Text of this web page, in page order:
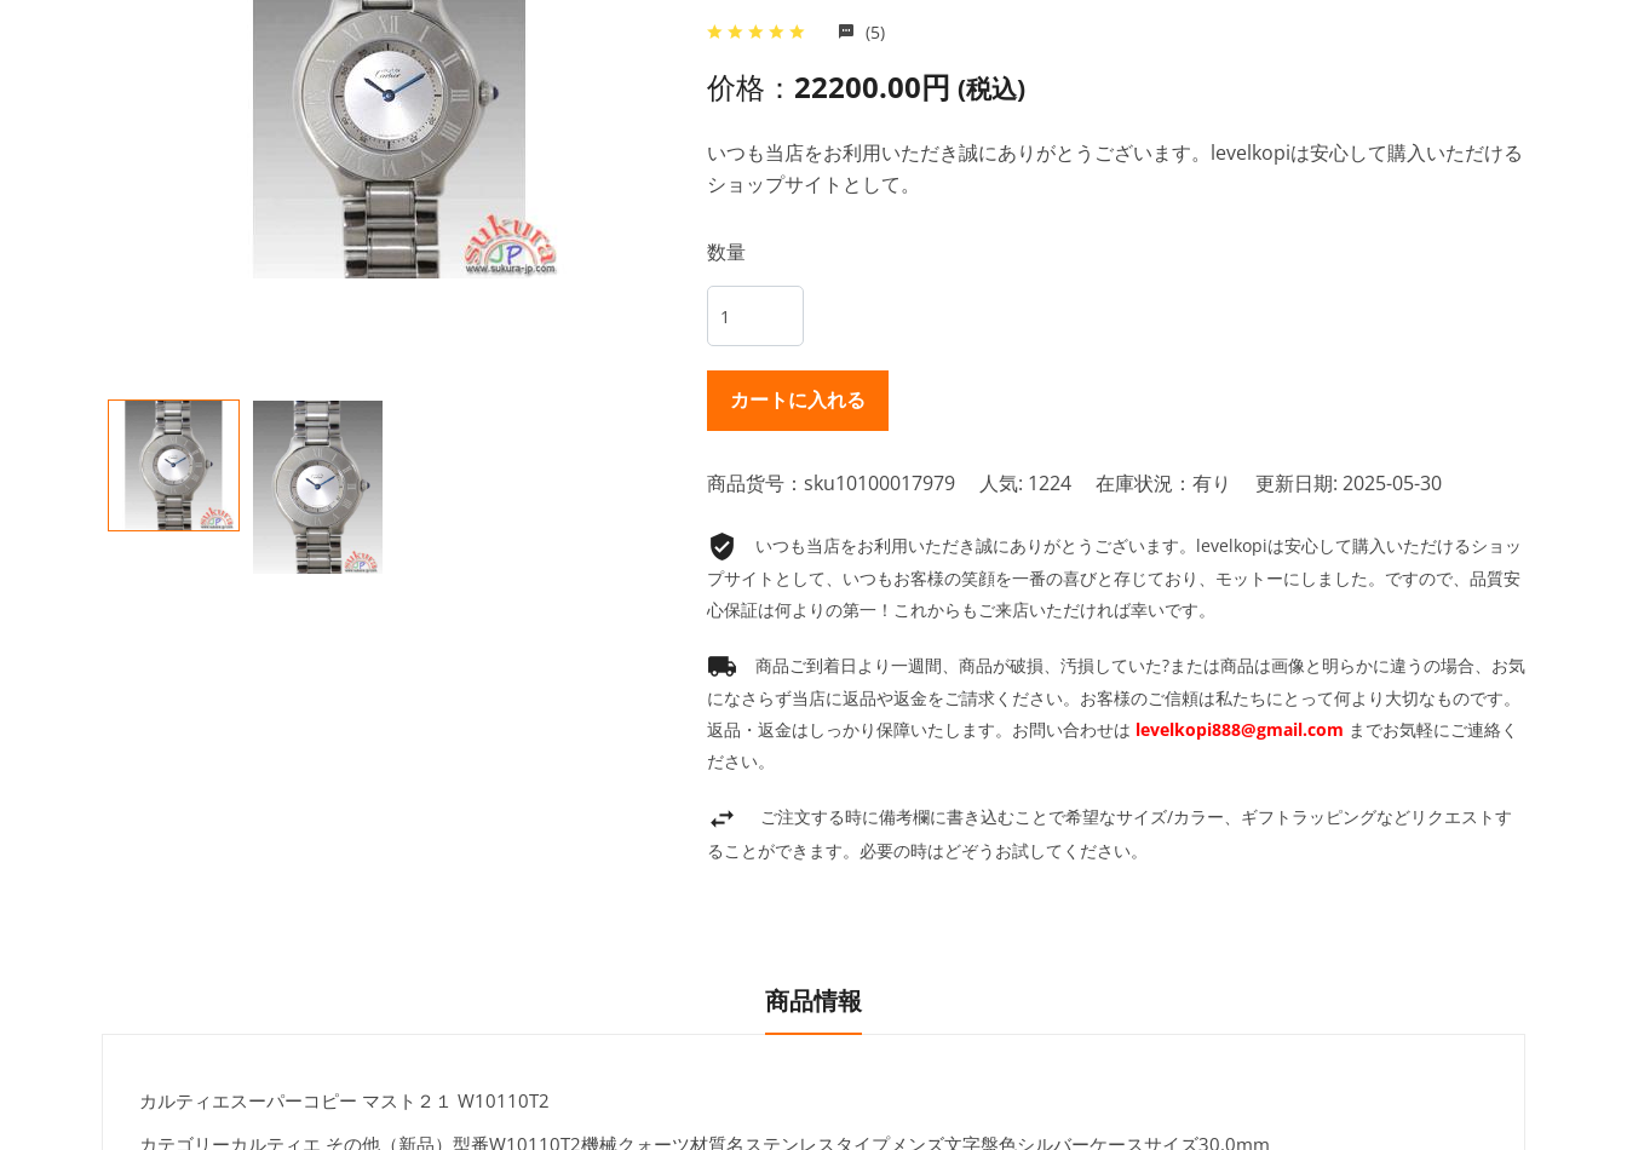
(5)
价格： 22200.00円 (税込)
いつも当店をお利用いただき誠にありがとうございます。levelkopiは安心して購入いただける
ショップサイトとして。
数量
商品货号：sku10100017979 人気: 1224 在庫状況：有り 更新日期: 2025-05-30
いつも当店をお利用いただき誠にありがとうございます。levelkopiは安心して購入いただけるショッ
プサイトとして、いつもお客様の笑顔を一番の喜びと存じており、モットーにしました。ですので、品質安
心保証は何よりの第一！これからもご来店いただければ幸いです。
商品ご到着日より一週間、商品が破損、汚損していた?または商品は画像と明らかに違うの場合、お気
になさらず当店に返品や返金をご請求ください。お客様のご信頼は私たちにとって何より大切なものです。
返品・返金はしっかり保障いたします。お問い合わせは levelkopi888@gmail.com までお気軽にご連絡く
ださい。
ご注文する時に備考欄に書き込むことで希望なサイズ/カラー、ギフトラッピングなどリクエストす
ることができます。必要の時はどぞうお試してください。
商品情報
カルティエスーパーコピー マスト２１ W10110T2
カテゴリーカルティエ その他（新品）型番W10110T2機械クォーツ材質名ステンレスタイプメンズ文字盤色シルバーケースサイズ30.0mm